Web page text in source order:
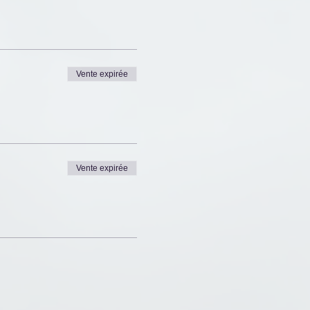
''Commentaire''.
Vente expirée
Vente expirée